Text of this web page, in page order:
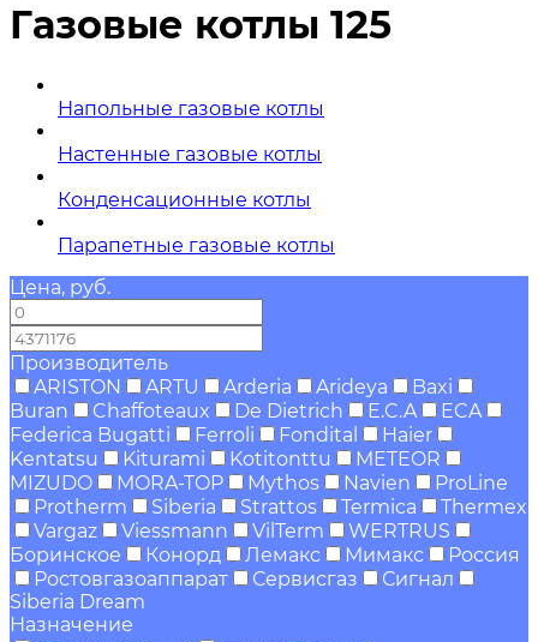
Газовые котлы 125
Напольные газовые котлы
Настенные газовые котлы
Конденсационные котлы
Парапетные газовые котлы
Цена, руб.
Производитель
ARISTON
ARTU Arderia Arideya
Baxi
Buran
Chaffoteaux De Dietrich E.C.A
ECA
Federica Bugatti
Ferroli Fondital
Haier
Kentatsu
Kiturami Kotitonttu
METEOR
MIZUDO
MORA-TOP Mythos Navien
ProLine
Protherm
Siberia Strattos Termica
Thermex
Vargaz
Viessmann VilTerm
WERTRUS
Боринское
Конорд Лемакс Мимакс
Россия
Ростовгазоаппарат
Сервисгаз
Сигнал
Siberia Dream
Назначение